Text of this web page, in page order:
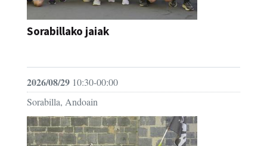
Sorabillako jaiak
2026/08/29 10:30-00:00
Sorabilla, Andoain